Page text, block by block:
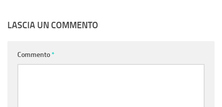
LASCIA UN COMMENTO
Commento*